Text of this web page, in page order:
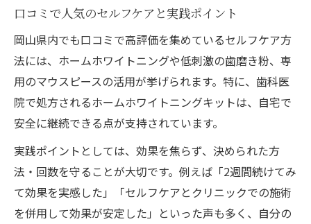
口コミで人気のセルフケアと実践ポイント
岡山県内でも口コミで高評価を集めているセルフケア方
法には、ホームホワイトニングや低刺激の歯磨き粉、専
用のマウスピースの活用が挙げられます。特に、歯科医
院で処方されるホームホワイトニングキットは、自宅で
安全に継続できる点が支持されています。
実践ポイントとしては、効果を焦らず、決められた方
法・回数を守ることが大切です。例えば「2週間続けてみ
て効果を実感した」「セルフケアとクリニックでの施術
を併用して効果が安定した」といった声も多く、自分の